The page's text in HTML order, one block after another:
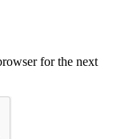
for the next